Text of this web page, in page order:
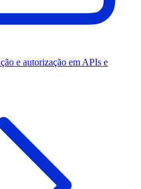
e autorização em APIs e